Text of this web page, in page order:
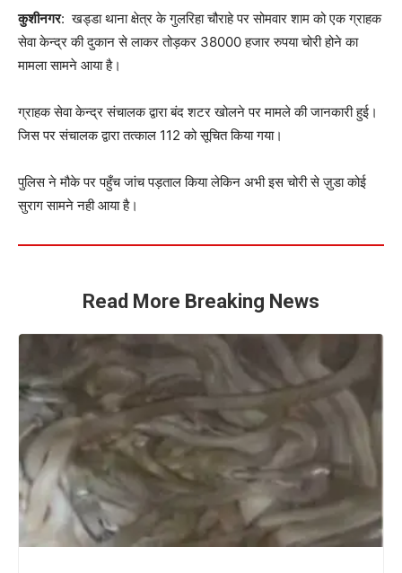
कुशीनगर: खड्डा थाना क्षेत्र के गुलरिहा चौराहे पर सोमवार शाम को एक ग्राहक
सेवा केन्द्र की दुकान से लाकर तोड़कर 38000 हजार रुपया चोरी होने का
मामला सामने आया है।
ग्राहक सेवा केन्द्र संचालक द्वारा बंद शटर खोलने पर मामले की जानकारी हुई।
जिस पर संचालक द्वारा तत्काल 112 को सूचित किया गया।
पुलिस ने मौके पर पहुँच जांच पड़ताल किया लेकिन अभी इस चोरी से ज़ुडा कोई
सुराग सामने नही आया है।
Read More Breaking News